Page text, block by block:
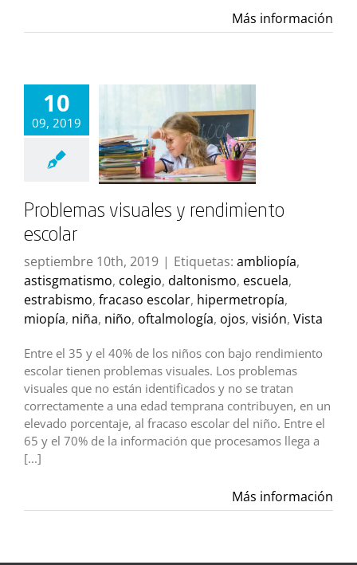
Más información
10
09, 2019
Problemas visuales y rendimiento
escolar
septiembre 10th, 2019 | Etiquetas: ambliopía,
astisgmatismo, colegio, daltonismo, escuela,
estrabismo, fracaso escolar, hipermetropía,
miopía, niña, niño, oftalmología, ojos, visión, Vista
Entre el 35 y el 40% de los niños con bajo rendimiento
escolar tienen problemas visuales. Los problemas
visuales que no están identificados y no se tratan
correctamente a una edad temprana contribuyen, en un
elevado porcentaje, al fracaso escolar del niño. Entre el
65 y el 70% de la información que procesamos llega a
[...]
Más información